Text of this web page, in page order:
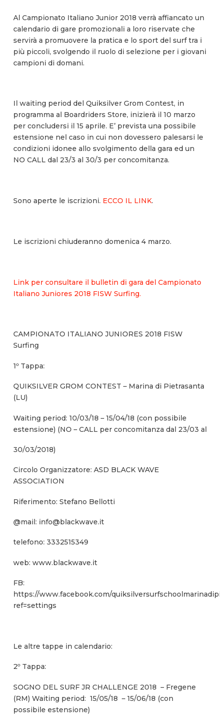
Al Campionato Italiano Junior 2018 verrà affiancato un
calendario di gare promozionali a loro riservate che
servirà a promuovere la pratica e lo sport del surf tra i
più piccoli, svolgendo il ruolo di selezione per i giovani
campioni di domani.
Il waiting period del Quiksilver Grom Contest, in
programma al Boardriders Store, inizierà il 10 marzo
per concludersi il 15 aprile. E’ prevista una possibile
estensione nel caso in cui non dovessero palesarsi le
condizioni idonee allo svolgimento della gara ed un
NO CALL dal 23/3 al 30/3 per concomitanza.
Sono aperte le iscrizioni. ECCO IL LINK.
Le iscrizioni chiuderanno domenica 4 marzo.
Link per consultare il bulletin di gara del Campionato
Italiano Juniores 2018 FISW Surfing.
CAMPIONATO ITALIANO JUNIORES 2018 FISW
Surfing
1º Tappa:
QUIKSILVER GROM CONTEST – Marina di Pietrasanta
(LU)
Waiting period: 10/03/18 – 15/04/18 (con possibile
estensione) (NO – CALL per concomitanza dal 23/03 al
30/03/2018)
Circolo Organizzatore: ASD BLACK WAVE
ASSOCIATION
Riferimento: Stefano Bellotti
@mail: info@blackwave.it
telefono: 3332515349
web: www.blackwave.it
FB:
https://www.facebook.com/
ref=settings
Le altre tappe in calendario:
2º Tappa:
SOGNO DEL SURF JR CHALLENGE 2018 – Fregene
(RM) Waiting period: 15/05/18 – 15/06/18 (con
possibile estensione)